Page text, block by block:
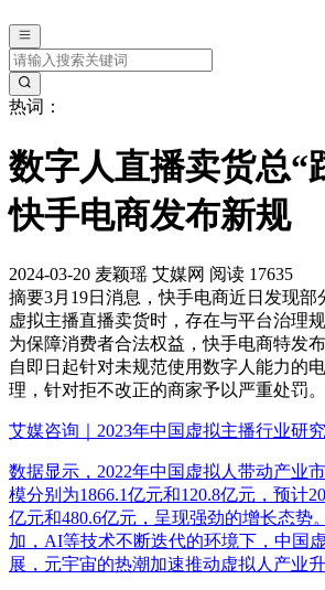
热词：
数字人直播卖货总“
快手电商发布新规
2024-03-20 麦颖瑶 艾媒网 阅读 17635
摘要3月19日消息，快手电商近日发现部
虚拟主播直播卖货时，存在与平台治理
为保障消费者合法权益，快手电商特发
自即日起针对未规范使用数字人能力的
理，针对拒不改正的商家予以严重处罚。
艾媒咨询｜2023年中国虚拟主播行业研
数据显示，2022年中国虚拟人带动产业
模分别为1866.1亿元和120.8亿元，预计
亿元和480.6亿元，呈现强劲的增长态势
加，AI等技术不断迭代的环境下，中国
展，元宇宙的热潮加速推动虚拟人产业升